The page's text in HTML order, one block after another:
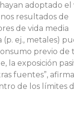
adoptado el
resultados de
de vida media
(p. ej., metales)
previo de
la exposición
fuentes”,
de los límites